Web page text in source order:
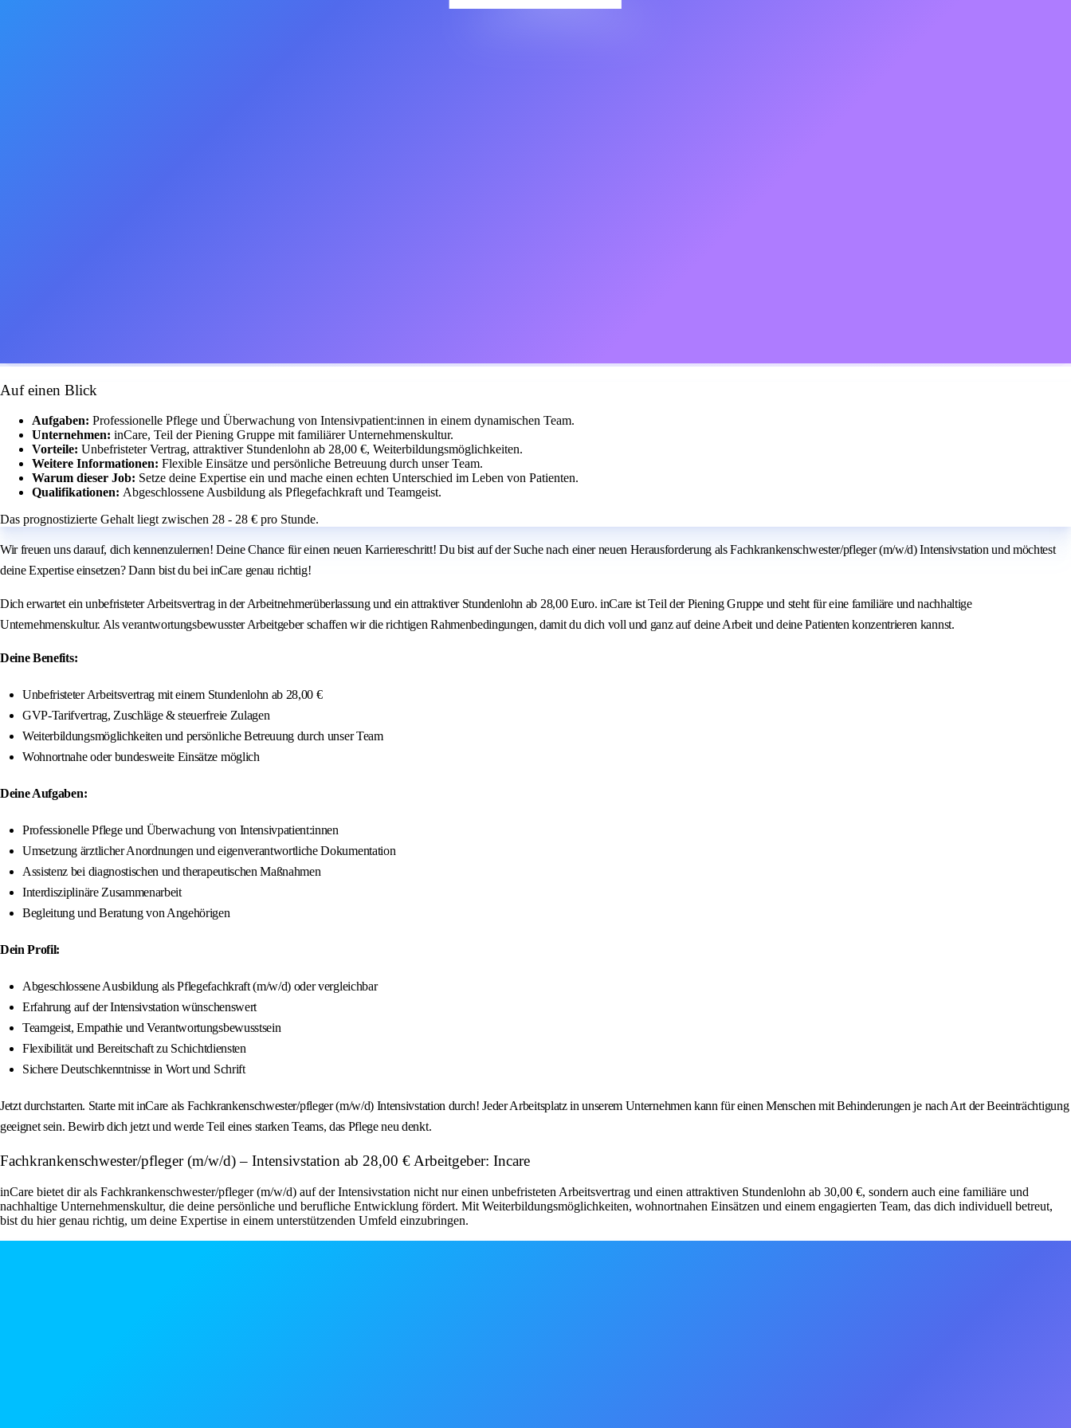
Auf einen Blick
Aufgaben: Professionelle Pflege und Überwachung von Intensivpatient:innen in einem dynamischen Team.
Unternehmen: inCare, Teil der Piening Gruppe mit familiärer Unternehmenskultur.
Vorteile: Unbefristeter Vertrag, attraktiver Stundenlohn ab 28,00 €, Weiterbildungsmöglichkeiten.
Weitere Informationen: Flexible Einsätze und persönliche Betreuung durch unser Team.
Warum dieser Job: Setze deine Expertise ein und mache einen echten Unterschied im Leben von Patienten.
Qualifikationen: Abgeschlossene Ausbildung als Pflegefachkraft und Teamgeist.
Das prognostizierte Gehalt liegt zwischen 28 - 28 € pro Stunde.
Wir freuen uns darauf, dich kennenzulernen! Deine Chance für einen neuen Karriereschritt! Du bist auf der Suche nach einer neuen Herausforderung als Fachkrankenschwester/pfleger (m/w/d) Intensivstation und möchtest
deine Expertise einsetzen? Dann bist du bei inCare genau richtig!
Dich erwartet ein unbefristeter Arbeitsvertrag in der Arbeitnehmerüberlassung und ein attraktiver Stundenlohn ab 28,00 Euro. inCare ist Teil der Piening Gruppe und steht für eine familiäre und nachhaltige
Unternehmenskultur. Als verantwortungsbewusster Arbeitgeber schaffen wir die richtigen Rahmenbedingungen, damit du dich voll und ganz auf deine Arbeit und deine Patienten konzentrieren kannst.
Deine Benefits:
Unbefristeter Arbeitsvertrag mit einem Stundenlohn ab 28,00 €
GVP-Tarifvertrag, Zuschläge & steuerfreie Zulagen
Weiterbildungsmöglichkeiten und persönliche Betreuung durch unser Team
Wohnortnahe oder bundesweite Einsätze möglich
Deine Aufgaben:
Professionelle Pflege und Überwachung von Intensivpatient:innen
Umsetzung ärztlicher Anordnungen und eigenverantwortliche Dokumentation
Assistenz bei diagnostischen und therapeutischen Maßnahmen
Interdisziplinäre Zusammenarbeit
Begleitung und Beratung von Angehörigen
Dein Profil:
Abgeschlossene Ausbildung als Pflegefachkraft (m/w/d) oder vergleichbar
Erfahrung auf der Intensivstation wünschenswert
Teamgeist, Empathie und Verantwortungsbewusstsein
Flexibilität und Bereitschaft zu Schichtdiensten
Sichere Deutschkenntnisse in Wort und Schrift
Jetzt durchstarten. Starte mit inCare als Fachkrankenschwester/pfleger (m/w/d) Intensivstation durch! Jeder Arbeitsplatz in unserem Unternehmen kann für einen Menschen mit Behinderungen je nach Art der Beeinträchtigung
geeignet sein. Bewirb dich jetzt und werde Teil eines starken Teams, das Pflege neu denkt.
Fachkrankenschwester/pfleger (m/w/d) – Intensivstation ab 28,00 € Arbeitgeber: Incare
inCare bietet dir als Fachkrankenschwester/pfleger (m/w/d) auf der Intensivstation nicht nur einen unbefristeten Arbeitsvertrag und einen attraktiven Stundenlohn ab 30,00 €, sondern auch eine familiäre und
nachhaltige Unternehmenskultur, die deine persönliche und berufliche Entwicklung fördert. Mit Weiterbildungsmöglichkeiten, wohnortnahen Einsätzen und einem engagierten Team, das dich individuell betreut,
bist du hier genau richtig, um deine Expertise in einem unterstützenden Umfeld einzubringen.